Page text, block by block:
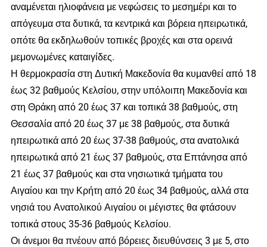
αναμένεται ηλιοφάνεια με νεφώσεις το μεσημέρι και το
απόγευμα στα δυτικά, τα κεντρικά και βόρεια ηπειρωτικά,
οπότε θα εκδηλωθούν τοπικές βροχές και στα ορεινά
μεμονωμένες καταιγίδες.
Η θερμοκρασία στη Δυτική Μακεδονία θα κυμανθεί από 18
έως 32 βαθμούς Κελσίου, στην υπόλοιπη Μακεδονία και
στη Θράκη από 20 έως 37 και τοπικά 38 βαθμούς, στη
Θεσσαλία από 20 έως 37 με 38 βαθμούς, στα δυτικά
ηπειρωτικά από 20 έως 37-38 βαθμούς, στα ανατολικά
ηπειρωτικά από 21 έως 37 βαθμούς, στα Επτάνησα από
21 έως 37 βαθμούς και στα νησιωτικά τμήματα του
Αιγαίου και την Κρήτη από 20 έως 34 βαθμούς, αλλά στα
νησιά του Ανατολικού Αιγαίου οι μέγιστες θα φτάσουν
τοπικά στους 35-36 βαθμούς Κελσίου.
Οι άνεμοι θα πνέουν από βόρειες διευθύνσεις 3 με 5, στο